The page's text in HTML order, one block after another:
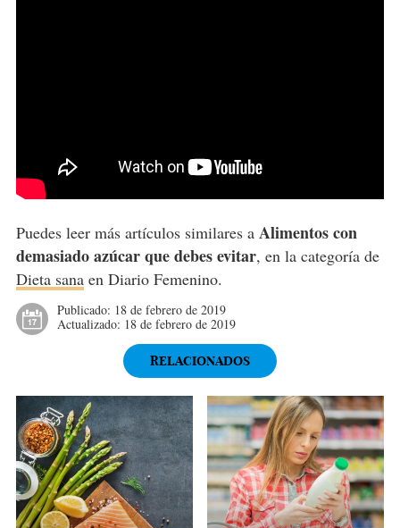
Puedes leer más artículos similares a Alimentos con
demasiado azúcar que debes evitar, en la categoría de
Dieta sanaen Diario Femenino.
Publicado: 18 de febrero de 2019
Actualizado: 18 de febrero de 2019
RELACIONADOS